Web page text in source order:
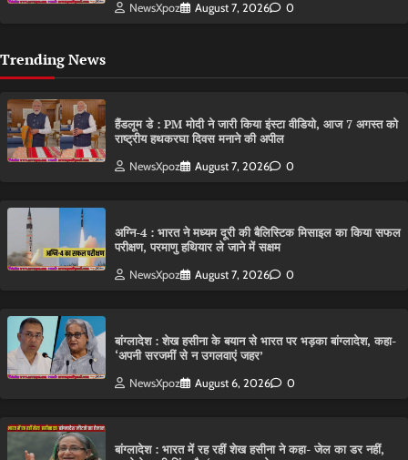
NewsXpoz August 7, 2026 0
Trending News
हैंडलूम डे : PM मोदी ने जारी किया इंस्टा वीडियो, आज 7 अगस्त को
राष्ट्रीय हथकरघा दिवस मनाने की अपील
NewsXpoz August 7, 2026 0
अग्नि-4 : भारत ने मध्यम दूरी की बैलिस्टिक मिसाइल का किया सफल
परीक्षण, परमाणु हथियार ले जाने में सक्षम
NewsXpoz August 7, 2026 0
बांग्लादेश : शेख हसीना के बयान से भारत पर भड़का बांग्लादेश, कहा-
‘अपनी सरजमीं से न उगलवाएं जहर’
NewsXpoz August 6, 2026 0
बांग्लादेश : भारत में रह रहीं शेख हसीना ने कहा- जेल का डर नहीं,